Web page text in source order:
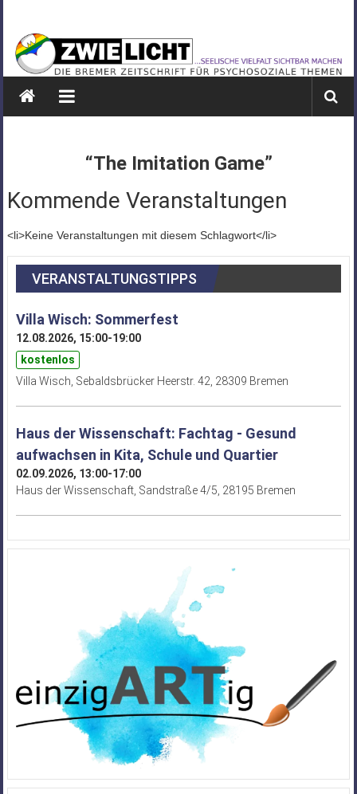
springen
ZWIELICHT
BREMEN
DIE
PSYCHOSOZIALE“The Imitation Game”
Kommende Veranstaltungen
<li>Keine Veranstaltungen mit diesem Schlagwort</li>
VERANSTALTUNGSTIPPS
Villa Wisch: Sommerfest
12.08.2026, 15:00-19:00
kostenlos
Villa Wisch, Sebaldsbrücker Heerstr. 42, 28309 Bremen
Haus der Wissenschaft: Fachtag - Gesund
aufwachsen in Kita, Schule und Quartier
02.09.2026, 13:00-17:00
Haus der Wissenschaft, Sandstraße 4/5, 28195 Bremen